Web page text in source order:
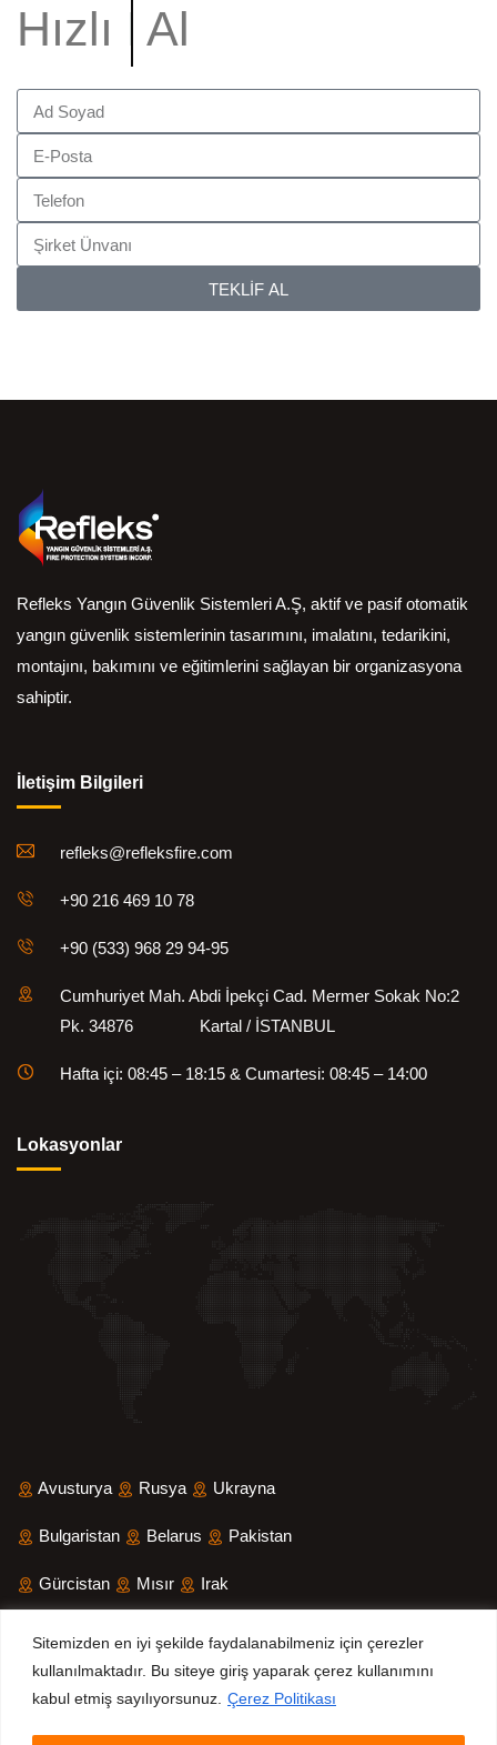
Sitemizden en iyi şekilde faydalanabilmeniz için çerezler
kullanılmaktadır. Bu siteye giriş yaparak çerez kullanımını
kabul etmiş sayılıyorsunuz. Çerez Politikası
Hızlı Bilgi
TEKLİF AL
Refleks Yangın Güvenlik Sistemleri A.Ş, aktif ve pasif otomatik
yangın güvenlik sistemlerinin tasarımını, imalatını, tedarikini,
montajını, bakımını ve eğitimlerini sağlayan bir organizasyona
sahiptir.
İletişim Bilgileri
refleks@refleksfire.com
+90 216 469 10 78
+90 (533) 968 29 94-95
Cumhuriyet Mah. Abdi İpekçi Cad. Mermer Sokak No:2
Pk. 34876 Kartal / İSTANBUL
Hafta içi: 08:45 – 18:15 & Cumartesi: 08:45 – 14:00
Lokasyonlar
Avusturya Rusya Ukrayna
Bulgaristan Belarus Pakistan
Gürcistan Mısır Irak
Sri Lanka Bangladeş